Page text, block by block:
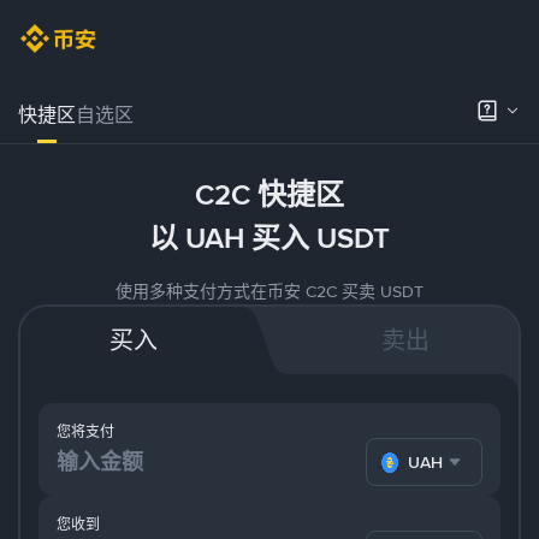
快捷区自选区
C2C 快捷区
以 UAH 买入 USDT
使用多种支付方式在币安 C2C 买卖 USDT
买入 卖出
您将支付
UAH
您收到